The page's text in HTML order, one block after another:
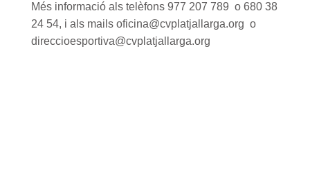
Més informació als telèfons 977 207 789 o 680 38
24 54, i als mails oficina@cvplatjallarga.org o
direccioesportiva@cvplatjallarga.org